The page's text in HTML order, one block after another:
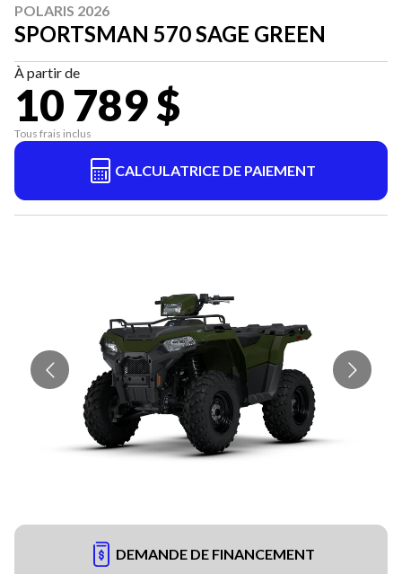
POLARIS 2026
SPORTSMAN 570 SAGE GREEN
À partir de
10 789 $
Tous frais inclus
CALCULATRICE DE PAIEMENT
DEMANDE DE FINANCEMENT